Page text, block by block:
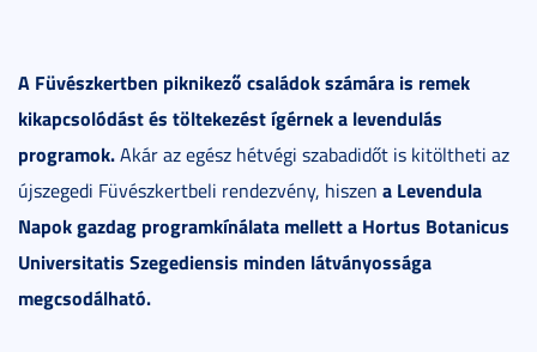
A Füvészkertben piknikező családok számára is remek
kikapcsolódást és töltekezést ígérnek a levendulás
programok.Akár az egész hétvégi szabadidőt is kitöltheti az
újszegedi Füvészkertbeli rendezvény, hiszen a Levendula
Napok gazdag programkínálata mellett a Hortus Botanicus
Universitatis Szegediensis minden látványossága
megcsodálható.